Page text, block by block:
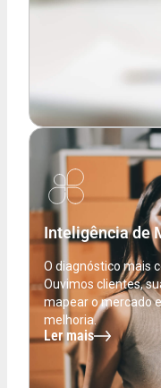
Inteligência de
O diagnóstico mais
Ouvimos clientes,
mapear o mercado
melhoria.
Ler mais